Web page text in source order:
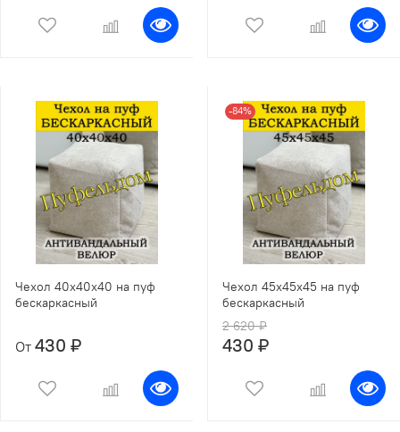
Чехол 40х40х40 на пуф
бескаркасный
От 430 ₽
-84%
Чехол 45х45х45 на пуф
бескаркасный
2 620 ₽
430 ₽